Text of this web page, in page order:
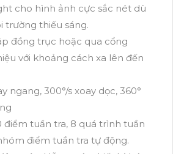
cho hình ảnh cực sắc nét dù
trường thiếu sáng.
đồng trục hoặc qua cổng
với khoảng cách xa lên đến
ngang, 300°/s xoay dọc, 360°
điểm tuần tra, 8 quá trình tuần
điểm tuần tra tự động.